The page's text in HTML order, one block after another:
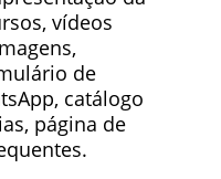
vídeos
de
catálogo
página de